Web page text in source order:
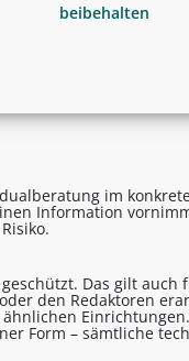
beibehalten
im
Information
Das gilt auch
den Redaktoren
Form – sämtliche